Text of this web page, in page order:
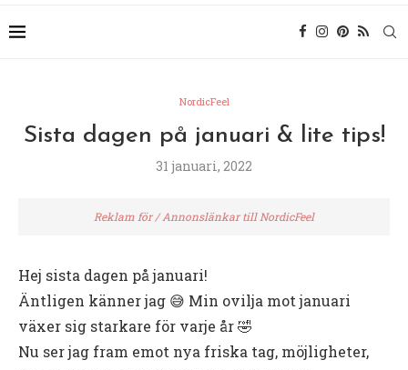
NordicFeel
Sista dagen på januari & lite tips!
31 januari, 2022
Reklam för / Annonslänkar till NordicFeel
Hej sista dagen på januari!
Äntligen känner jag 😅 Min ovilja mot januari
växer sig starkare för varje år 🤣
Nu ser jag fram emot nya friska tag, möjligheter,